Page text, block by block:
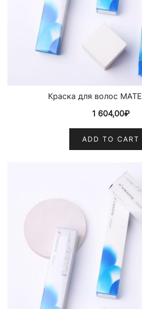
Краска для волос
1 604,00₽
ADD TO CART